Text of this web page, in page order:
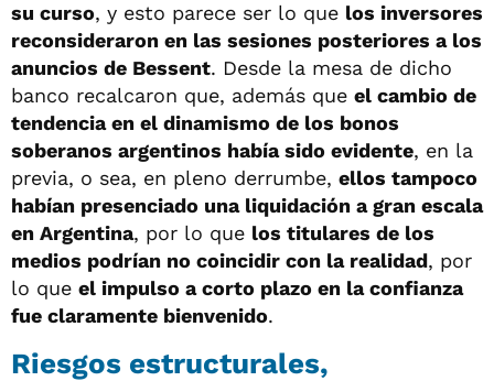
su curso, y esto parece ser lo que los inversores
reconsideraron en las sesiones posteriores a los
anuncios de Bessent. Desde la mesa de dicho
banco recalcaron que, además que el cambio de
tendencia en el dinamismo de los bonos
soberanos argentinos había sido evidente, en la
previa, o sea, en pleno derrumbe, ellos tampoco
habían presenciado una liquidación a gran escala
en Argentina, por lo que los titulares de los
medios podrían no coincidir con la realidad, por
lo que el impulso a corto plazo en la confianza
fue claramente bienvenido.
Riesgos estructurales,